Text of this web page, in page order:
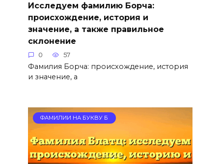
Исследуем фамилию Борча:
происхождение, история и
значение, а также правильное
склонение
0 57
Фамилия Борча: происхождение, история
и значение, а
ФАМИЛИИ НА БУКВУ Б